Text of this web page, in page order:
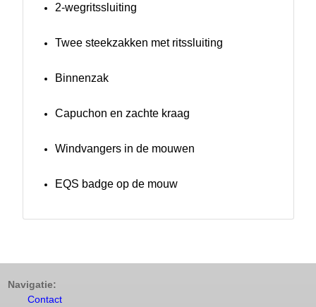
2-wegritssluiting
Twee steekzakken met ritssluiting
Binnenzak
Capuchon en zachte kraag
Windvangers in de mouwen
EQS badge op de mouw
Navigatie:
Contact